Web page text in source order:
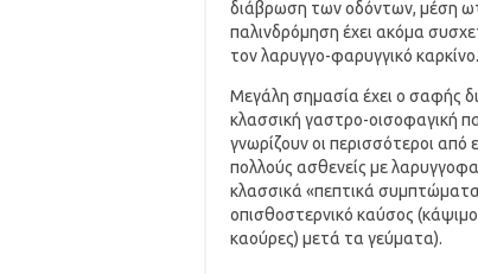
διάβρωση των οδόντων, μέση
παλινδρόμηση έχει ακόμα
τον λαρυγγο-φαρυγγικό καρκίνο.
Μεγάλη σημασία έχει ο σαφής
κλασσική γαστρο-οισοφαγική
γνωρίζουν οι περισσότεροι από
πολλούς ασθενείς με
κλασσικά «πεπτικά
οπισθοστερνικό καύσος (κάψιμο
καούρες) μετά τα γεύματα).